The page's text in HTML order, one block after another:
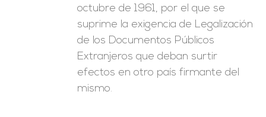
octubre de 1961, por el que se
suprime la exigencia de Legalización
de los Documentos Públicos
Extranjeros que deban surtir
efectos en otro país firmante del
mismo.